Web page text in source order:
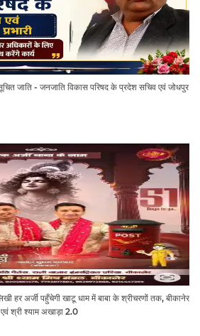
जाति - जनजाति विकास परिषद के प्रदेश सचिव एवं जोधपुर
हर अर्जी पहुँचेगी खाटू धाम में बाबा के श्रीचरणों तक, बीकानेर
एवं श्री श्याम अखाड़ा 2.0